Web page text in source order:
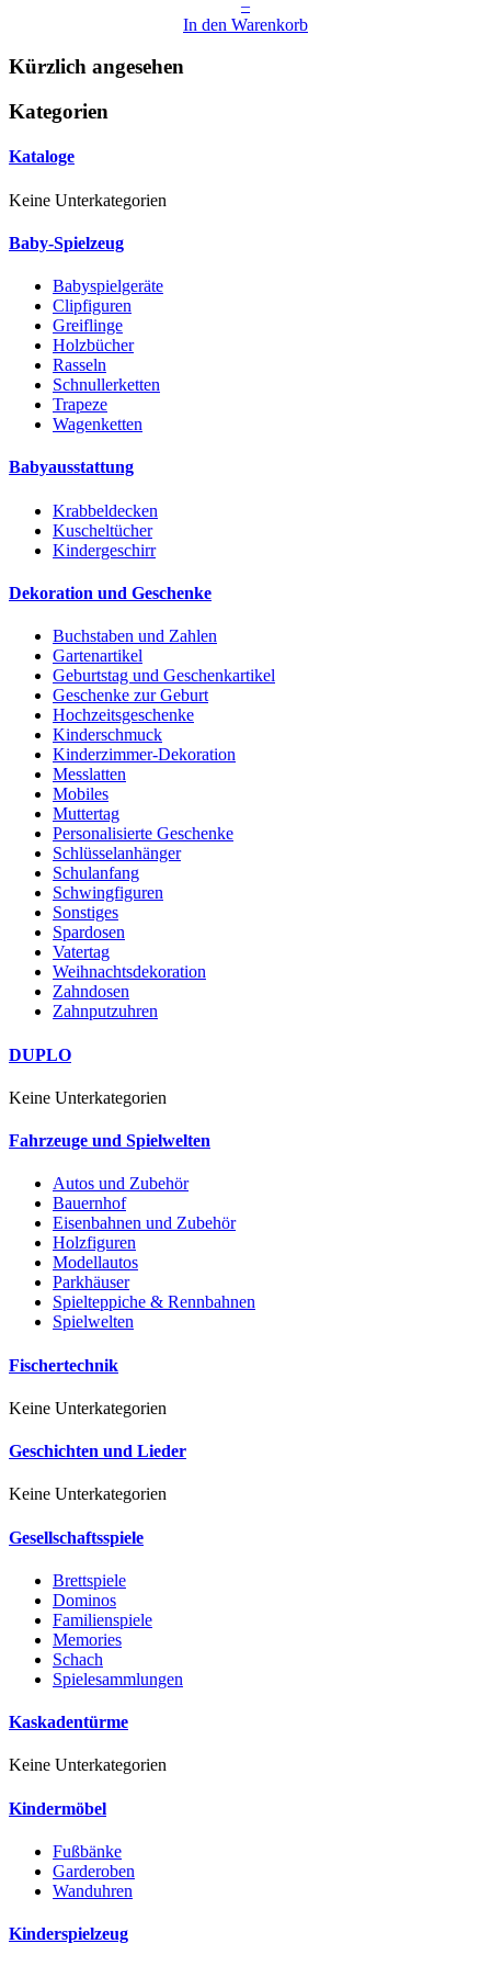
–
In den Warenkorb
Kürzlich angesehen
Kategorien
Kataloge
Keine Unterkategorien
Baby-Spielzeug
Babyspielgeräte
Clipfiguren
Greiflinge
Holzbücher
Rasseln
Schnullerketten
Trapeze
Wagenketten
Babyausstattung
Krabbeldecken
Kuscheltücher
Kindergeschirr
Dekoration und Geschenke
Buchstaben und Zahlen
Gartenartikel
Geburtstag und Geschenkartikel
Geschenke zur Geburt
Hochzeitsgeschenke
Kinderschmuck
Kinderzimmer-Dekoration
Messlatten
Mobiles
Muttertag
Personalisierte Geschenke
Schlüsselanhänger
Schulanfang
Schwingfiguren
Sonstiges
Spardosen
Vatertag
Weihnachtsdekoration
Zahndosen
Zahnputzuhren
DUPLO
Keine Unterkategorien
Fahrzeuge und Spielwelten
Autos und Zubehör
Bauernhof
Eisenbahnen und Zubehör
Holzfiguren
Modellautos
Parkhäuser
Spielteppiche & Rennbahnen
Spielwelten
Fischertechnik
Keine Unterkategorien
Geschichten und Lieder
Keine Unterkategorien
Gesellschaftsspiele
Brettspiele
Dominos
Familienspiele
Memories
Schach
Spielesammlungen
Kaskadentürme
Keine Unterkategorien
Kindermöbel
Fußbänke
Garderoben
Wanduhren
Kinderspielzeug